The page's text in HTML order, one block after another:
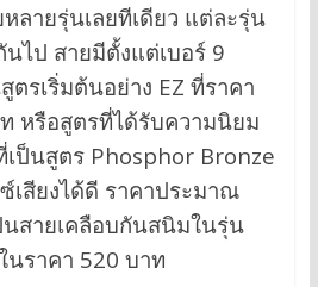
ลายรุ่นเลยทีเดียว แต่ละรุ่น
ไป สายมีตั้งแต่เบอร์ 9
ตรเริ่มต้นอย่าง EZ ที่ราคา
หรือสูตรที่ได้รับความนิยม
เป็นสูตร Phosphor Bronze
เสียงได้ดี ราคาประมาณ
นสายเคลือบกันสนิมในรุ่น
นราคา 520 บาท